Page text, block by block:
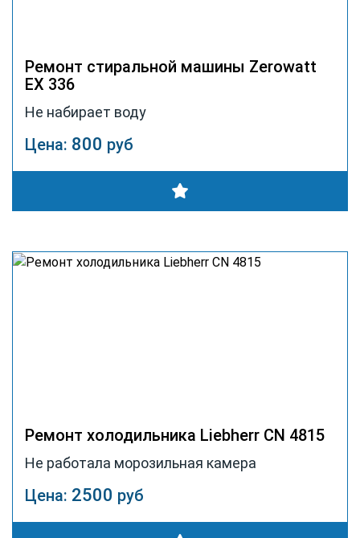
Ремонт стиральной машины Zerowatt
EX 336
Не набирает воду
Цена: 800 руб
Ремонт холодильника Liebherr CN 4815
Не работала морозильная камера
Цена: 2500 руб